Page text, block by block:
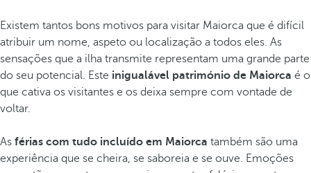
Existem tantos bons motivos para visitar Maiorca que é difícil
atribuir um nome, aspeto ou localização a todos eles. As
sensações que a ilha transmite representam uma grande parte
do seu potencial. Este inigualável património de Maiorca é o
que cativa os visitantes e os deixa sempre com vontade de
voltar.
As férias com tudo incluído em Maiorca também são uma
experiência que se cheira, se saboreia e se ouve. Emoções